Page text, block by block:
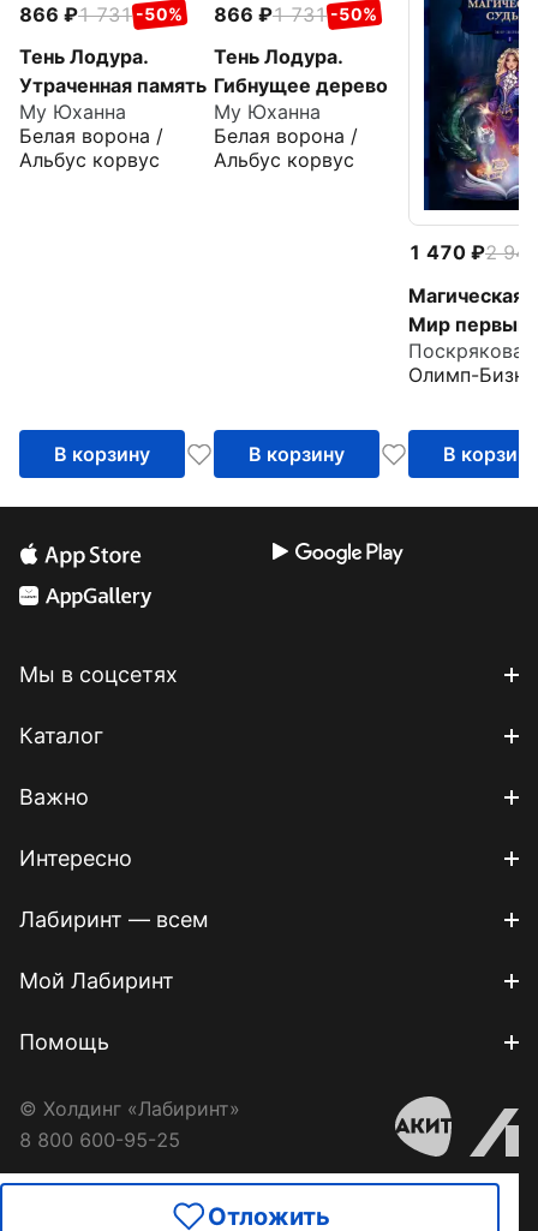
Отложить
866 1 731 -50%
Тень Лодура.
Утраченная память
Му Юханна
Белая ворона /
Альбус корвус
В корзину
866 1 731 -50%
Тень Лодура.
Гибнущее дерево
Му Юханна
Белая ворона /
Альбус корвус
В корзину
1 470
2 940
Магическая
Мир первый
Поскрякова
Олимп-
В корзину
Мы в соцсетях
Каталог
Важно
Интересно
Лабиринт — всем
Мой Лабиринт
Помощь
© Холдинг «Лабиринт»
8 800 600-95-25